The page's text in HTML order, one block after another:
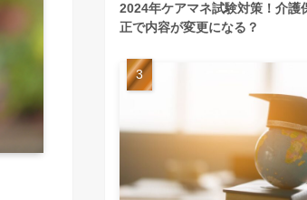
2024年ケアマネ試験対策！介護
正で内容が変更になる？